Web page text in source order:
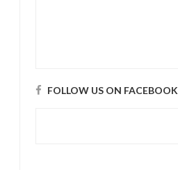
FOLLOW US ON FACEBOOK